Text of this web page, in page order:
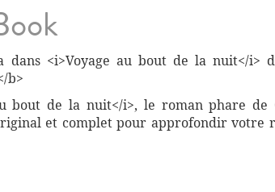
dans <i>Voyage au bout de la nuit</i>
b>
bout de la nuit</i>, le roman phare de
et complet pour approfondir votre